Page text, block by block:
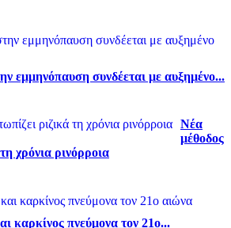
εμμηνόπαυση συνδέεται με αυξημένο...
Νέα
μέθοδος
χρόνια ρινόρροια
καρκίνος πνεύμονα τον 21ο...